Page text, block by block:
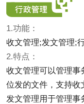
1.功能：
收文管理;发文管理;
2.特点：
收文管理可以管理事
位发的文件，支持收
发文管理用于管理事